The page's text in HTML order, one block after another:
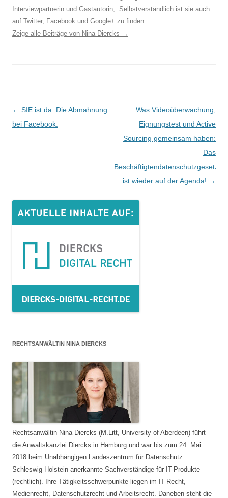
Interviewpartnerin und Gastautorin,. Selbstverständlich ist sie auch
auf Twitter, Facebook und Google+ zu finden.
Zeige alle Beiträge von Nina Diercks →
Beitrags-
Navigation
← SIE ist da. Die Abmahnung
bei Facebook.
Was Videoüberwachung,
Eignungstest und Active
Sourcing gemeinsam haben:
Das
Beschäftigtendatenschutzgesetz
ist wieder auf der Agenda! →
RECHTSANWÄLTIN NINA DIERCKS
Rechtsanwältin Nina Diercks (M.Litt, University of Aberdeen) führt
die Anwaltskanzlei Diercks in Hamburg und war bis zum 24. Mai
2018 beim Unabhängigen Landeszentrum für Datenschutz
Schleswig-Holstein anerkannte Sachverständige für IT-Produkte
(rechtlich). Ihre Tätigkeitsschwerpunkte liegen im IT-Recht,
Medienrecht, Datenschutzrecht und Arbeitsrecht. Daneben steht die